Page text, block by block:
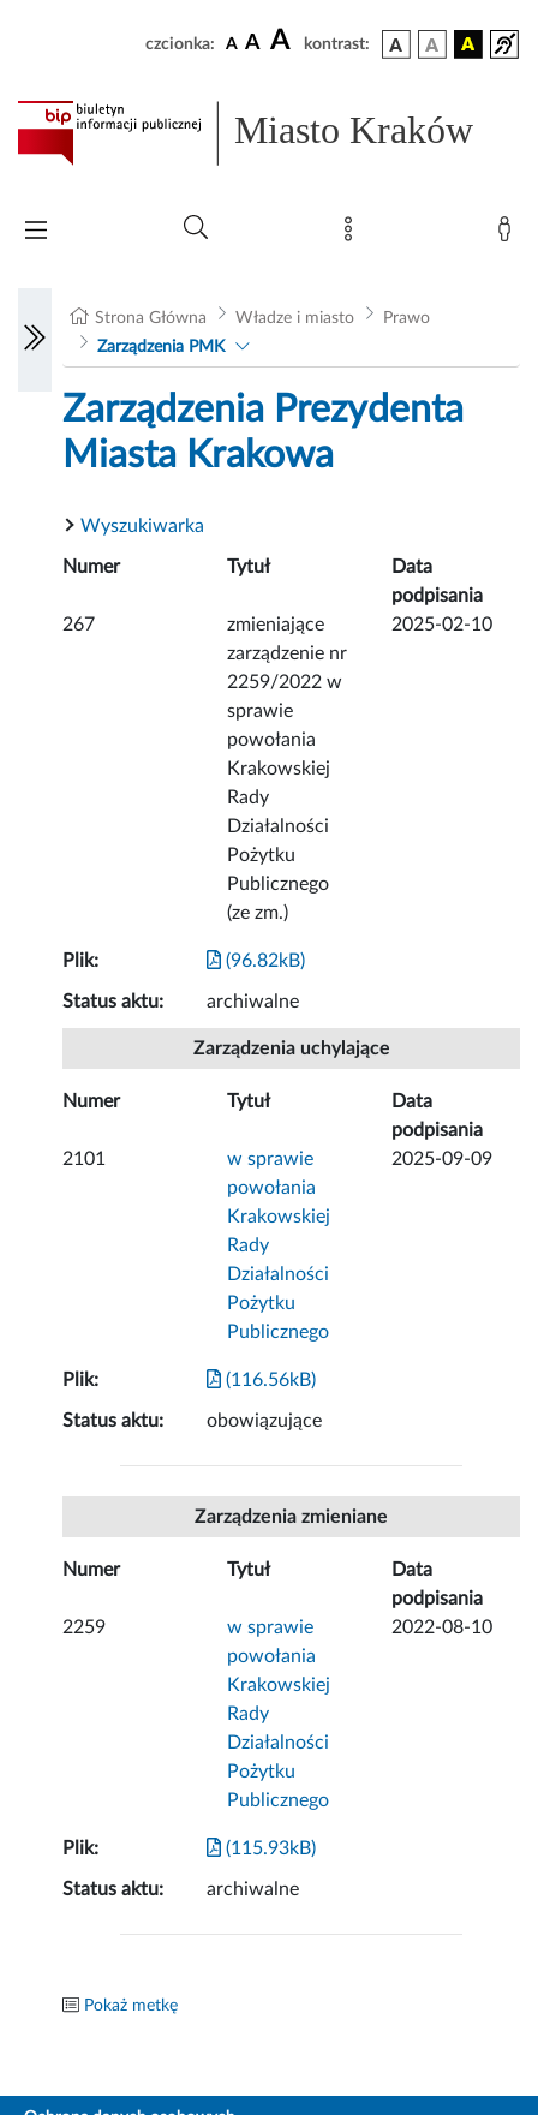
czcionka: A A A kontrast:
Miasto Kraków
Strona Główna Władze i miasto
Prawo
Zarządzenia PMK
Zarządzenia Prezydenta
Miasta Krakowa
Wyszukiwarka
Numer Tytuł
Data
podpisania
267
zmieniające
zarządzenie nr
2259/2022 w
sprawie
powołania
Krakowskiej
Rady
Działalności
Pożytku
Publicznego
(ze zm.)
2025-02-10
Plik: (96.82kB)
Status aktu: archiwalne
Zarządzenia uchylające
Numer Tytuł
Data
podpisania
2101
w sprawie
powołania
Krakowskiej
Rady
Działalności
Pożytku
Publicznego
2025-09-09
Plik: (116.56kB)
Status aktu: obowiązujące
Zarządzenia zmieniane
Numer Tytuł
Data
podpisania
2259
w sprawie
powołania
Krakowskiej
Rady
Działalności
Pożytku
Publicznego
2022-08-10
Plik: (115.93kB)
Status aktu: archiwalne
Pokaż metkę